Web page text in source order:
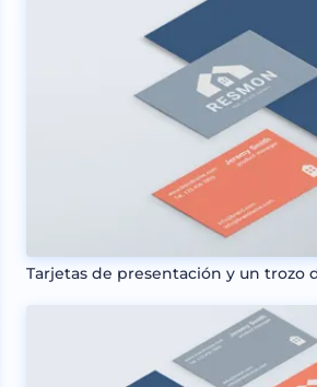
Tarjetas de presentación y un trozo